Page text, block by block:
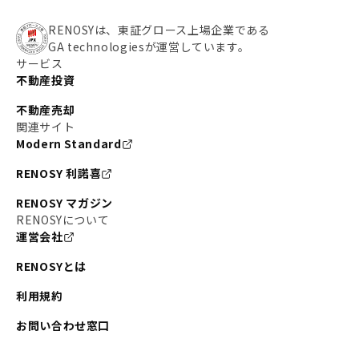
RENOSYは、東証グロース上場企業である
GA technologiesが運営しています。
サービス
不動産投資
不動産売却
関連サイト
Modern Standard
RENOSY 利諾喜
RENOSY マガジン
RENOSYについて
運営会社
RENOSYとは
利用規約
お問い合わせ窓口